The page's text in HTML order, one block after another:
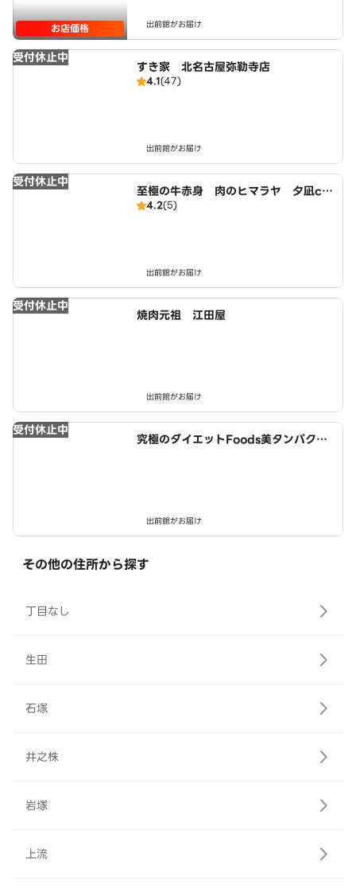
お店価格 出前館がお届け
受付休止中
すき家 北名古屋弥勒寺店
4.1(47)
出前館がお届け
受付休止中
至極の牛赤身 肉のヒマラヤ 夕凪cr
ab店
4.2(5)
出前館がお届け
受付休止中
焼肉元祖 江田屋
出前館がお届け
受付休止中
究極のダイエットFoods美タンパクラ
出前館がお届け
その他の住所から探す
丁目なし
生田
石塚
井之株
岩塚
上流